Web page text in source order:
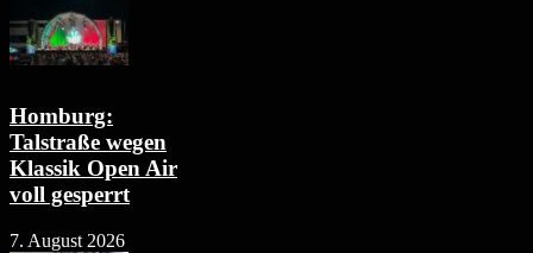
Homburg:
Talstraße wegen
Klassik Open Air
voll gesperrt
7. August 2026